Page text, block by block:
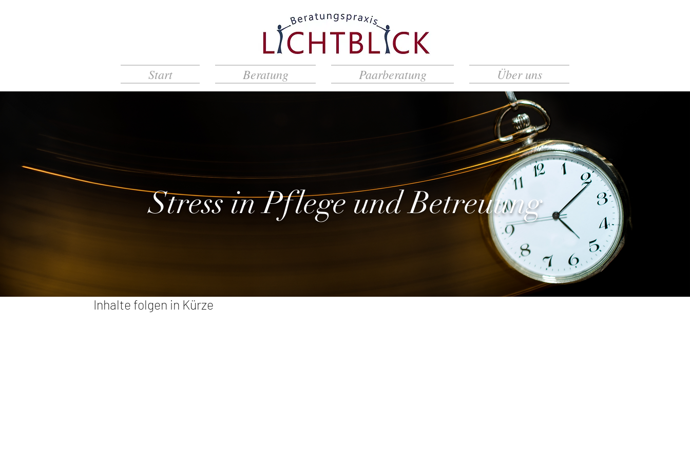
Start Beratung Paarberatung Über uns
Stress in Pflege und Betreuung
Inhalte folgen in Kürze